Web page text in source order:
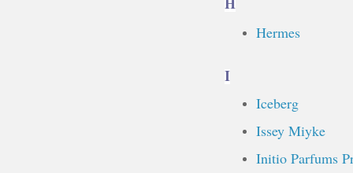
Hermes
I
Iceberg
Issey Miyke
Initio Parfums